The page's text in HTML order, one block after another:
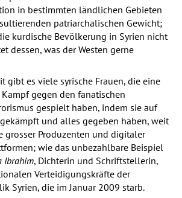
in bestimmten ländlichen Gebieten
patriarchalischen Gewicht;
kurdische Bevölkerung in Syrien nicht
dessen, was der Westen gerne
gibt es viele syrische Frauen, die eine
gegen den fanatischen
gespielt haben, indem sie auf
und alles gegeben haben, weit
grosser Produzenten und digitaler
wie das unbezahlbare Beispiel
Ibrahim, Dichterin und Schriftstellerin,
Verteidigungskräfte der
Syrien, die im Januar 2009 starb.